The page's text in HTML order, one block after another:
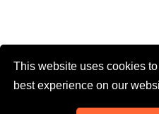
This website uses cookies
best experience on our